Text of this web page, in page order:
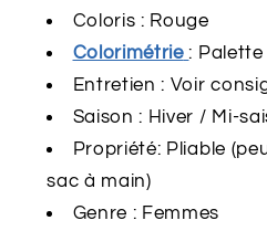
Coloris : Rouge
Colorimétrie : Palette
Entretien : Voir
Saison : Hiver / Mi-
Propriété: Pliable
sac à main)
Genre : Femmes